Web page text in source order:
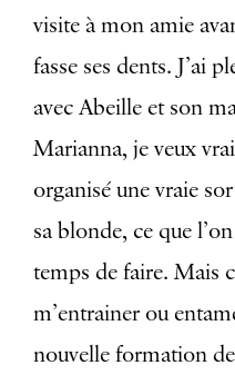
visite à mon amie
fasse ses dents. J’ai
avec Abeille et son
Marianna, je veux
organisé une vraie
sa blonde, ce que
temps de faire. Mais
m’entrainer ou
nouvelle formation